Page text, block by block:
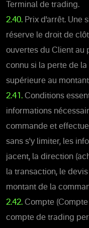
Terminal de trading.
2.40. Prix d'arrêt. Une
réserve le droit de
ouvertes du Client au
connu si la perte de
supérieure au
2.41. Conditions
informations
commande et
sans s'y limiter, les
jacent, la direction
la transaction, le
montant de la
2.42. Compte
compte de trading